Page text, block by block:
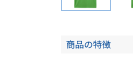
商品の特徴